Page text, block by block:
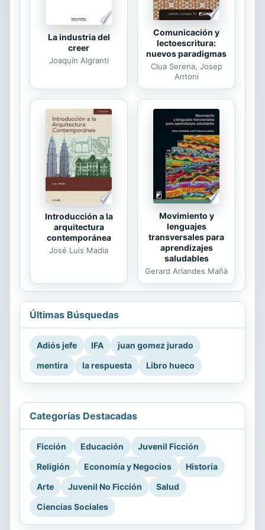
La industria del
creer
Joaquín Algranti
Comunicación y
lectoescritura:
nuevos paradigmas
Clua Serena, Josep
Antoni
Introducción a la
arquitectura
contemporánea
José Luis Madia
Movimiento y
lenguajes
transversales para
aprendizajes
saludables
Gerard Arlandes Mañà
Últimas Búsquedas
Adiós jefe IFA
juan gomez jurado
mentira
la respuesta Libro hueco
Categorías Destacadas
Ficción Educación
Juvenil Ficción
Religión
Economía y Negocios
Historia
Arte
Juvenil No Ficción
Salud
Ciencias Sociales